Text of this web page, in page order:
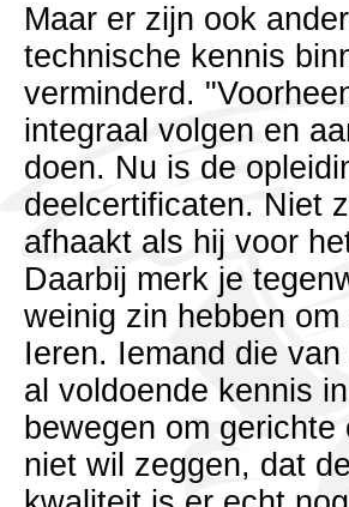
Maar er zijn ook
technische kennis
verminderd.
integraal volgen en
doen. Nu is de
deelcertificaten. Niet
afhaakt als hij voor
Daarbij merk je
weinig zin hebben
Ieren. Iemand die
al voldoende kennis
bewegen om
niet wil zeggen, dat